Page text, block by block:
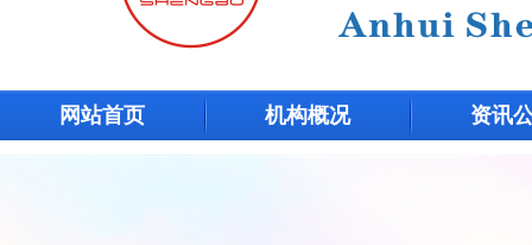
网站首页 机构概况 资讯